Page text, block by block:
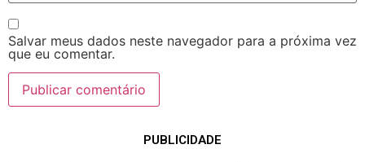
Salvar meus dados neste navegador para a próxima vez
que eu comentar.
PUBLICIDADE